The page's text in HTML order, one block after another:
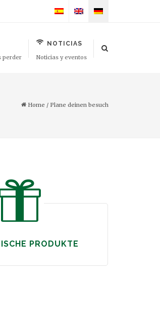
perder
NOTICIAS
Noticias y eventos
Home / Plane deinen besuch
PRODUKTE